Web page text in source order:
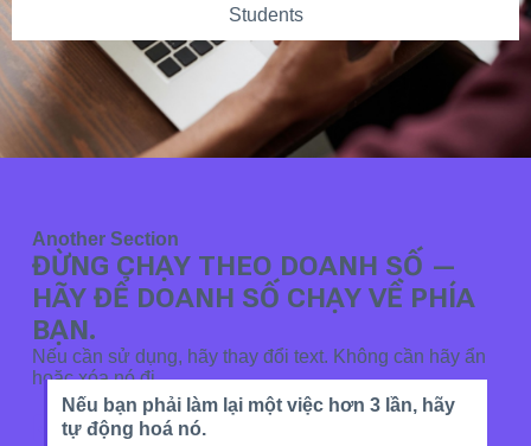
Students
Another Section
ĐỪNG CHẠY THEO DOANH SỐ —
HÃY ĐỂ DOANH SỐ CHẠY VỀ PHÍA
BẠN.
Nếu cần sử dụng, hãy thay đổi text. Không cần hãy ẩn
hoặc xóa nó đi
Tối ưu chi phí quảng cáo
Nếu bạn phải làm lại một việc hơn 3 lần, hãy
tự động hoá nó.